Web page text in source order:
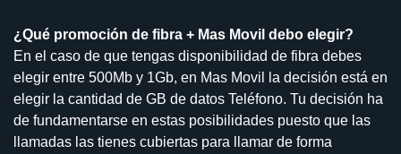
¿Qué promoción de fibra + Mas Movil debo elegir?
En el caso de que tengas disponibilidad de fibra debes
elegir entre 500Mb y 1Gb, en Mas Movil la decisión está en
elegir la cantidad de GB de datos Teléfono. Tu decisión ha
de fundamentarse en estas posibilidades puesto que las
llamadas las tienes cubiertas para llamar de forma